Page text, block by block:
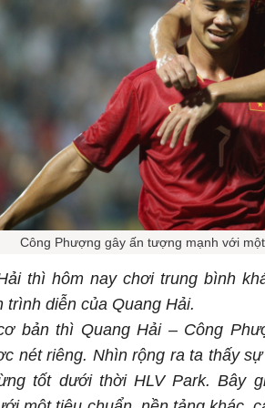
Công Phượng gây ấn tượng mạnh với
thì hôm nay chơi trung bình
trình diễn của Quang Hải.
bản thì Quang Hải – Công
nét riêng. Nhìn rộng ra ta thấy
tốt dưới thời HLV Park. Bây